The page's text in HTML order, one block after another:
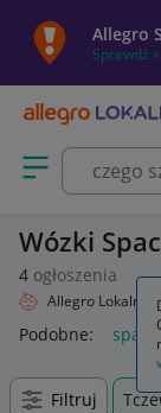
Allegro
Sprawdź »
Otwórz menu z
Wózki
4 ogłoszenia
Allegro Lokalnie
Podobne:
Filtruj